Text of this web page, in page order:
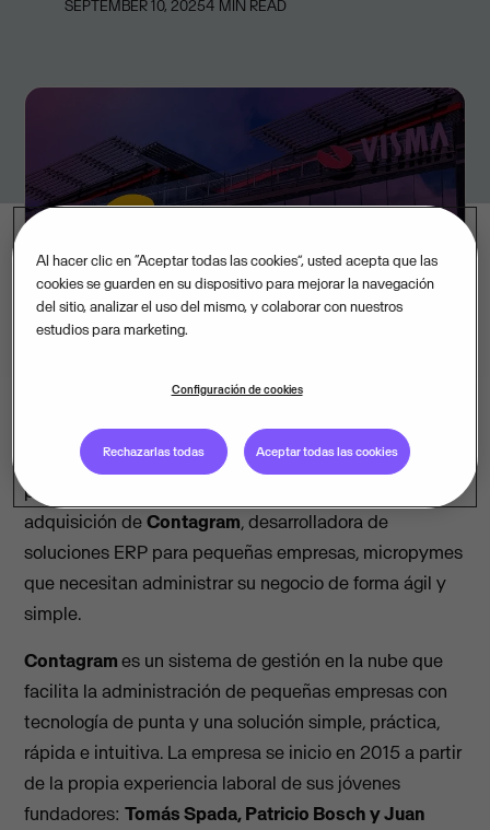
SEPTEMBER 10, 20254 MIN READ
VISMA , el gigante de software con sede en Noruega
presente en nuestro país desde 2018, anuncia la
adquisición deContagram, desarrolladora de
soluciones ERP para pequeñas empresas, micropymes
que necesitan administrar su negocio de forma ágil y
simple.
Contagrames un sistema de gestión en la nube que
facilita la administración de pequeñas empresas con
tecnología de punta y una solución simple, práctica,
rápida e intuitiva. La empresa se inicio en 2015 a partir
de la propia experiencia laboral de sus jóvenes
fundadores:Tomás Spada, Patricio Bosch y Juan
Al hacer clic en “Aceptar todas las cookies”, usted acepta que las
cookies se guarden en su dispositivo para mejorar la navegación
del sitio, analizar el uso del mismo, y colaborar con nuestros
estudios para marketing.
Configuración de cookies
Rechazarlas todas Aceptar todas las cookies